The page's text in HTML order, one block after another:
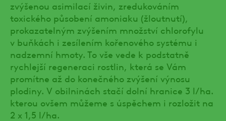
zvýšenou asimilací živin, zredukováním
toxického působení amoniaku (žloutnutí),
prokazatelným zvýšením množství chlorofylu
v buňkách i zesílením kořenového systému i
nadzemní hmoty. To vše vede k podstatně
rychlejší regeneraci rostlin, která se Vám
promítne až do konečného zvýšení výnosu
plodiny. V obilninách stačí dolní hranice 3 l/ha.
kterou ovšem můžeme s úspěchem i rozložit na
2 x 1,5 l/ha.